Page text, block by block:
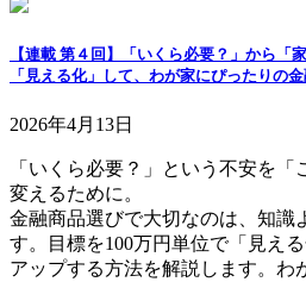
プ
動
【連載 第４回】「いくら必要？」から
「見える化」して、わが家にぴったりの
2026年4月13日
「いくら必要？」という不安を
変えるために。
金融商品選びで大切なのは、知識
す。目標を100万円単位で「見え
アップする方法を解説します。わ